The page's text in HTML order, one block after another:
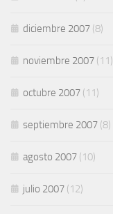
diciembre 2007 (8)
noviembre 2007 (11)
octubre 2007 (11)
septiembre 2007 (8)
agosto 2007 (10)
julio 2007 (12)